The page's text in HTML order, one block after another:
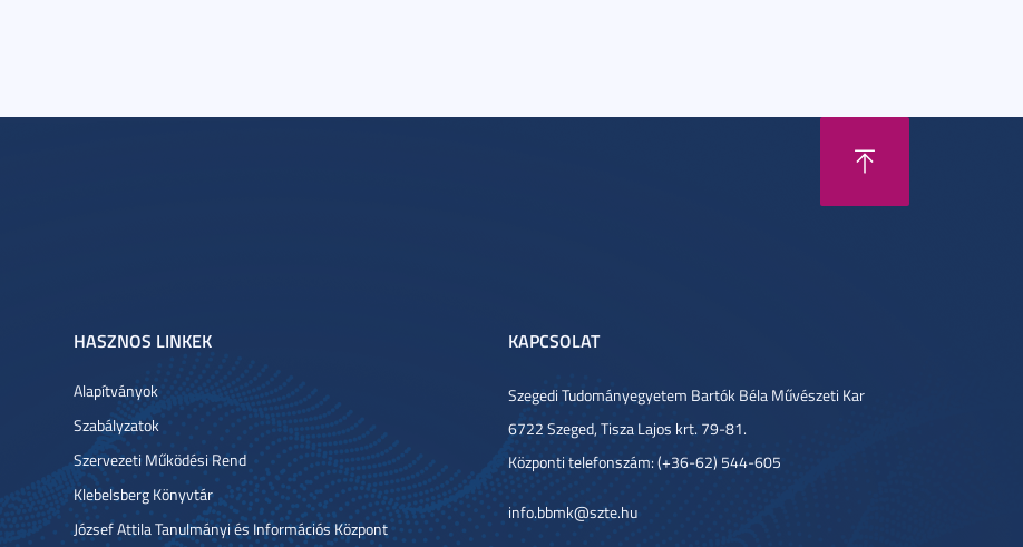
HASZNOS LINKEK
Alapítványok
Szabályzatok
Szervezeti Működési Rend
Klebelsberg Könyvtár
József Attila Tanulmányi és Információs Központ
KAPCSOLAT
Szegedi Tudományegyetem Bartók Béla Művészeti Kar
6722 Szeged, Tisza Lajos krt. 79-81.
Központi telefonszám: (+36-62) 544-605
info.bbmk@szte.hu